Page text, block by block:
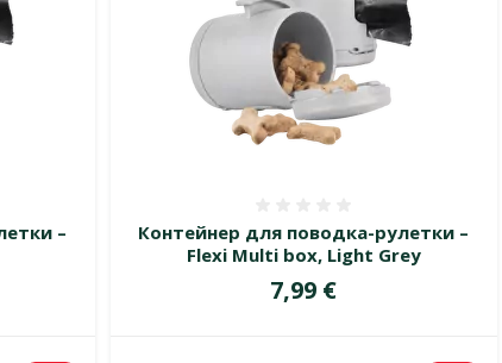
–
Контейнер для поводка-рулетки –
Flexi Multi box, Light Grey
Цена
7,99 €